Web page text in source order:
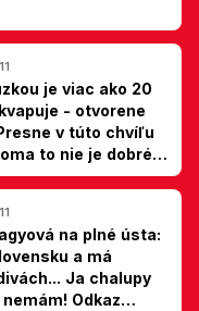
je viac ako 20
- otvorene
v túto chvíľu
to nie je dobré,
na plné ústa:
a má
Ja chalupy
Odkaz